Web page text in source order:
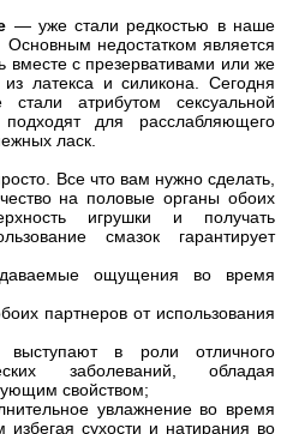
— уже стали редкостью в наше
недостатком является
вместе с презервативами или же
латекса и силикона. Сегодня
атрибутом сексуальной
для расслабляющего
ласк.
Все что вам нужно сделать,
на половые органы обоих
игрушки и получать
смазок гарантирует
ощущения во время
партнеров от использования
в роли отличного
заболеваний, обладая
свойством;
увлажнение во время
избегая сухости и натирания во